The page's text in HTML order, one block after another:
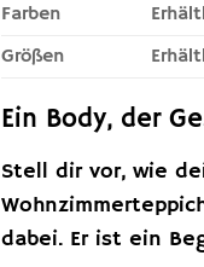
Farben
Größen
Ein Body, der
Stell dir vor, wie
dabei. Er ist ein